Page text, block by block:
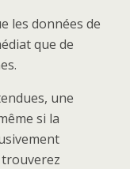
les données de
que de
une
si la